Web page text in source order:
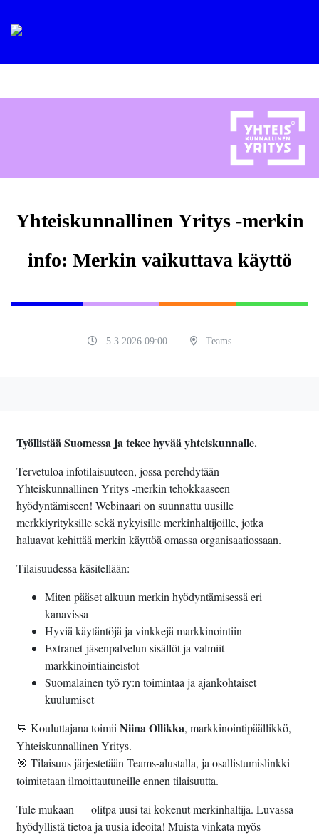
Yhteiskunnallinen Yritys -merkin
info: Merkin vaikuttava käyttö
5.3.2026 09:00 Teams
Työllistää Suomessa ja tekee hyvää yhteiskunnalle.
Tervetuloa infotilaisuuteen, jossa perehdytään
Yhteiskunnallinen Yritys -merkin tehokkaaseen
hyödyntämiseen! Webinaari on suunnattu uusille
merkkiyrityksille sekä nykyisille merkinhaltijoille, jotka
haluavat kehittää merkin käyttöä omassa organisaatiossaan.
Tilaisuudessa käsitellään:
Miten pääset alkuun merkin hyödyntämisessä eri
kanavissa
Hyviä käytäntöjä ja vinkkejä markkinointiin
Extranet-jäsenpalvelun sisällöt ja valmiit
markkinointiaineistot
Suomalainen työ ry:n toimintaa ja ajankohtaiset
kuulumiset
💬 Kouluttajana toimiiNiina Ollikka, markkinointipäällikkö,
Yhteiskunnallinen Yritys.
🎯 Tilaisuus järjestetään Teams-alustalla, ja osallistumislinkki
toimitetaan ilmoittautuneille ennen tilaisuutta.
Tule mukaan — olitpa uusi tai kokenut merkinhaltija. Luvassa
hyödyllistä tietoa ja uusia ideoita! Muista vinkata myös